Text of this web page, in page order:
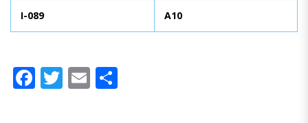
I-089 A10
Facebook
Twitter
Email